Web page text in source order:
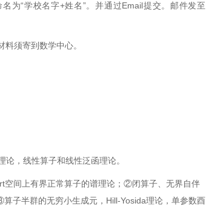
为“学校名字+姓名”。并通过Email提交。邮件发至
须寄到数学中心。
论，线性算子和线性泛函理论。
空间上有界正常算子的谱理论；②闭算子、无界自伴
子半群的无穷小生成元， Hill-Yosida理论，单参数酉